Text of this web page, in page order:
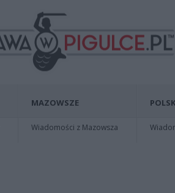
MAZOWSZE
Wiadomości z Mazowsza